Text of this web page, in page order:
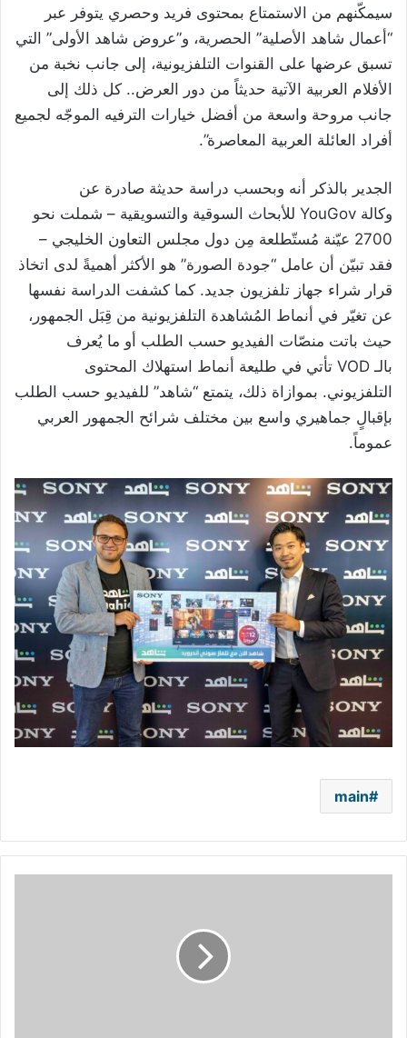
سيمكّنهم من الاستمتاع بمحتوى فريد وحصري يتوفر عبر
“أعمال شاهد الأصلية” الحصرية، و”عروض شاهد الأولى” التي
تسبق عرضها على القنوات التلفزيونية، إلى جانب نخبة من
الأفلام العربية الآتية حديثاً من دور العرض.. كل ذلك إلى
جانب مروحة واسعة من أفضل خيارات الترفيه الموجّه لجميع
أفراد العائلة العربية المعاصرة”.
الجدير بالذكر أنه وبحسب دراسة حديثة صادرة عن
وكالة YouGov للأبحاث السوقية والتسويقية – شملت نحو
2700 عيّنة مُستّطلعة مِن دول مجلس التعاون الخليجي –
فقد تبيّن أن عامل “جودة الصورة” هو الأكثر أهميةً لدى اتخاذ
قرار شراء جهاز تلفزيون جديد. كما كشفت الدراسة نفسها
عن تغيّر في أنماط المُشاهدة التلفزيونية من قِبَل الجمهور،
حيث باتت منصّات الفيديو حسب الطلب أو ما يُعرف
بالـ VOD تأتي في طليعة أنماط استهلاك المحتوى
التلفزيوني. بموازاة ذلك، يتمتع “شاهد” للفيديو حسب الطلب
بإقبالٍ جماهيري واسع بين مختلف شرائح الجمهور العربي
عموماً.
main